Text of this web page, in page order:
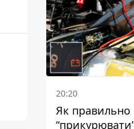
20:20
Як правильно